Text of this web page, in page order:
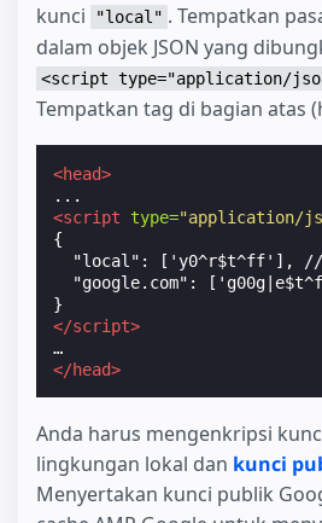
kunci
"local" . Tempatkan
dalam objek JSON yang
<script type="application/
Tempatkan tag di bagian atas
<head>
<script
type="application/
{
"local": ['y0^r$t^ff'],
"google.com":
</script>
</head>
Anda harus mengenkripsi
lingkungan lokal dan kunci
Menyertakan kunci publik